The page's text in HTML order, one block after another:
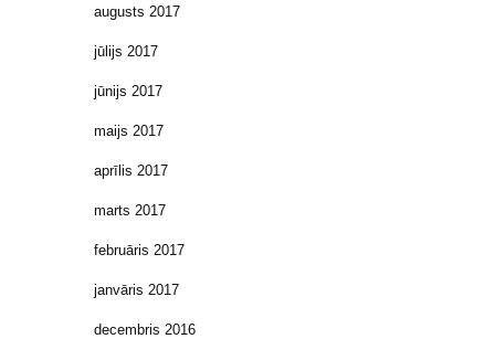
augusts 2017
jūlijs 2017
jūnijs 2017
maijs 2017
aprīlis 2017
marts 2017
februāris 2017
janvāris 2017
decembris 2016